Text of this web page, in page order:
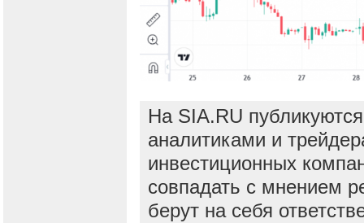
На SIA.RU
аналитиками и
инвестиционных
совпадать с мнением
берут на себя